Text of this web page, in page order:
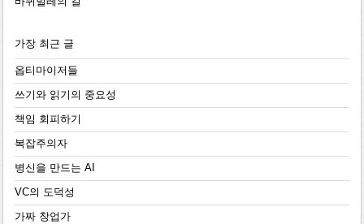
가장 최근 글
옵티마이저들
쓰기와 읽기의 중요성
책임 회피하기
복잡주의자
병신을 만드는 AI
VC의 도덕성
가짜 창업가